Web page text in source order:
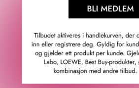
luksuriøs glasskrukke. Den bare
GTIN: 8719134187670
Leverandørs artikkelnummer: